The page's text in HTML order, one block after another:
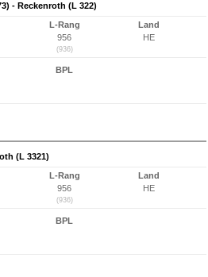
- Reckenroth (L 322)
L-Rang
956
(936)
Land
HE
BPL
(L 3321)
L-Rang
956
(936)
Land
HE
BPL